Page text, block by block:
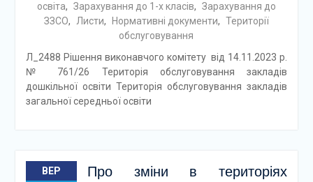
освіта, Зарахування до 1-х класів, Зарахування до
ЗЗСО, Листи, Нормативні документи, Території
обслуговування
Л_2488 Рішення виконавчого комітету від 14.11.2023 р.
№ 761/26 Територія обслуговування закладів
дошкільної освіти Територія обслуговування закладів
загальної середньої освіти
ВЕР
Про зміни в територіях